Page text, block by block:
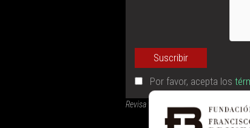
Por favor, acepta los
Revisa tu buzón de correo (también la